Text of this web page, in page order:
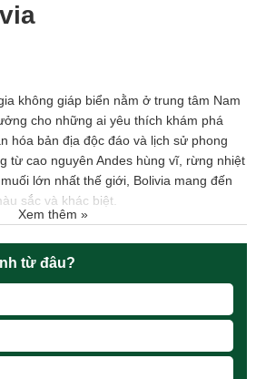
không giáp biển nằm ở trung tâm Nam
cho những ai yêu thích khám phá
hóa bản địa độc đáo và lịch sử phong
từ cao nguyên Andes hùng vĩ, rừng nhiệt
lớn nhất thế giới, Bolivia mang đến
sắc và khác biệt.
Xem thêm »
từ đâu?